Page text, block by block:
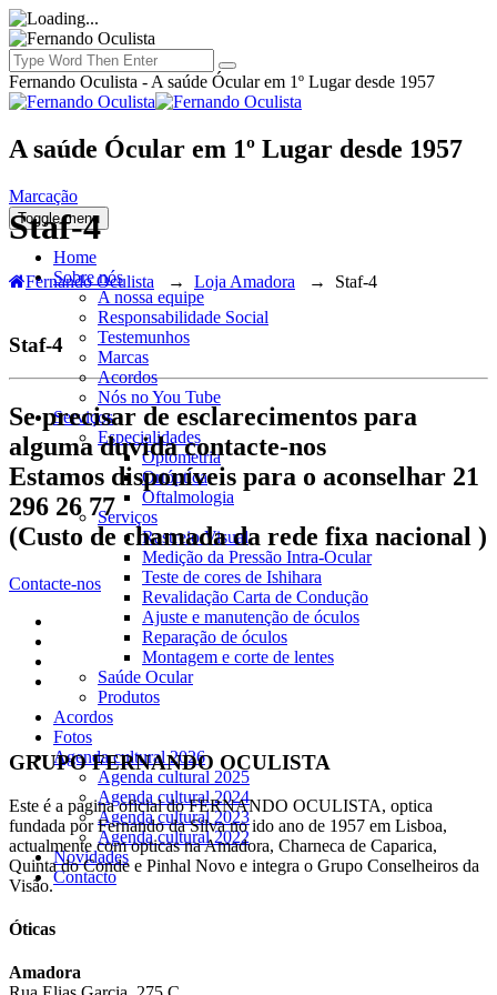
Fernando Oculista - A saúde Ócular em 1º Lugar desde 1957
A saúde Ócular em 1º Lugar desde 1957
Marcação
Toggle menu
Home
Sobre nós
A nossa equipe
Responsabilidade Social
Testemunhos
Marcas
Acordos
Nós no You Tube
Serviços
Especialidades
Optometria
Ortóptica
Oftalmologia
Serviços
Rastreio Visual
Medição da Pressão Intra-Ocular
Teste de cores de Ishihara
Revalidação Carta de Condução
Ajuste e manutenção de óculos
Reparação de óculos
Montagem e corte de lentes
Saúde Ocular
Produtos
Acordos
Fotos
Agenda cultural 2026
Agenda cultural 2025
Agenda cultural 2024
Agenda cultural 2023
Agenda cultural 2022
Novidades
Contacto
Staf-4
Fernando Oculista → Loja Amadora → Staf-4
Staf-4
Se precisar de esclarecimentos para
alguma duvida contacte-nos
Estamos disponíveis para o aconselhar 21
296 26 77
(Custo de chamada da rede fixa nacional )
Contacte-nos
GRUPO FERNANDO OCULISTA
Este é a pagina oficial do FERNANDO OCULISTA, optica
fundada por Fernando da Silva no ido ano de 1957 em Lisboa,
actualmente com opticas na Amadora, Charneca de Caparica,
Quinta do Conde e Pinhal Novo e integra o Grupo Conselheiros da
Visão.
Óticas
Amadora